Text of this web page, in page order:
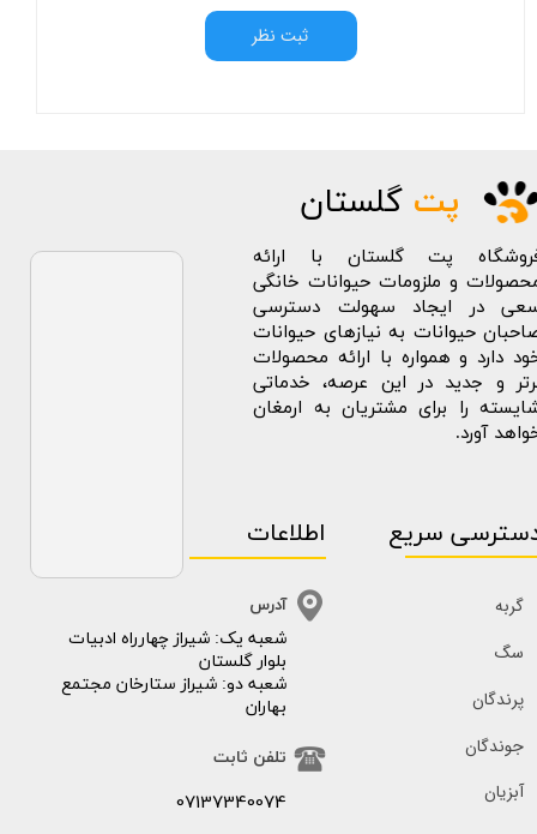
ثبت نظر
پت گلستان
پت گلستان با ارائه
و ملزومات حیوانات خانگی
در ایجاد سهولت دسترسی
حیوانات به نیازهای حیوانات
دارد و همواره با ارائه محصولات
و جدید در این عرصه، خدماتی
را برای مشتریان به ارمغان
آورد.
سریع
گربه
سگ
پرندگان
جوندگان
آبزیان
​​شعبه یک: شیراز چهارراه ادبیات
بلوار گلستان
شعبه دو: شیراز ستارخان مجتمع
بهاران
اطلاعات
آدرس
تلفن ثابت
07137340074